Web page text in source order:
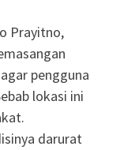
Prayitno,
pengguna
lokasi ini
darurat